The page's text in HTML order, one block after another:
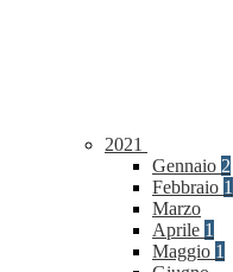
2021
Gennaio 2
Febbraio 1
Marzo
Aprile 1
Maggio 1